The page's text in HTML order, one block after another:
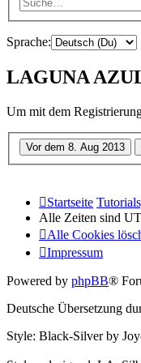
Sprache:
LAGUNA
Um mit dem
Startseite
Alle Zeiten sind
Alle Cookies
Impressum
Powered by phpBB®
Deutsche Übersetzung
Style: Black-Silver by